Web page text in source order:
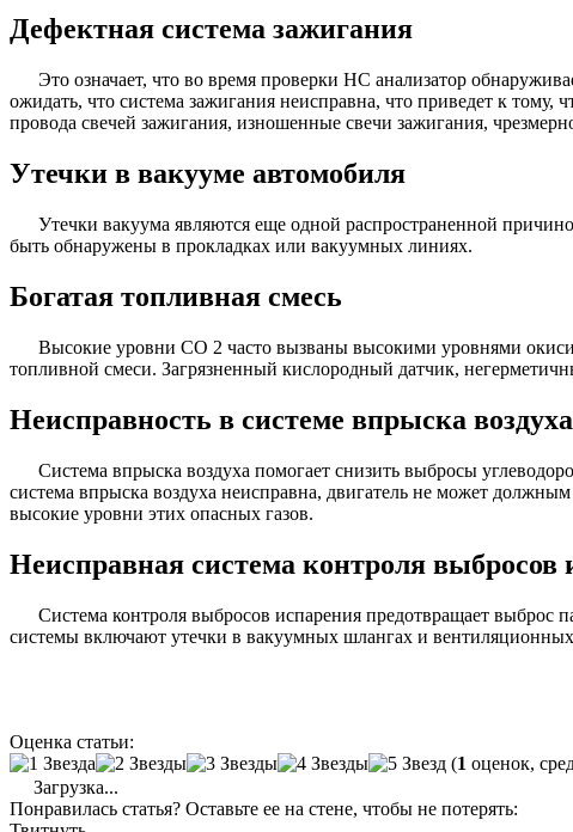
Дефектная система зажигания
Это означает, что во время проверки HC анализатор
ожидать, что система зажигания неисправна, что приведет к
провода свечей зажигания, изношенные свечи зажигания,
Утечки в вакууме автомобиля
Утечки вакуума являются еще одной распространенной
быть обнаружены в прокладках или вакуумных линиях.
Богатая топливная смесь
Высокие уровни CO 2 часто вызваны высокими уровнями
топливной смеси. Загрязненный кислородный датчик,
Неисправность в системе впрыска воздуха
Система впрыска воздуха помогает снизить выбросы
система впрыска воздуха неисправна, двигатель не может
высокие уровни этих опасных газов.
Неисправная система контроля выбросов
Система контроля выбросов испарения предотвращает выброс
системы включают утечки в вакуумных шлангах и
Оценка статьи:
(1 оценок,
Загрузка...
Понравилась статья? Оставьте ее на стене, чтобы не потерять: